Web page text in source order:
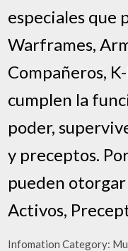
especiales que
Warframes,
Compañeros,
cumplen la
poder,
y preceptos.
pueden otorgar
Activos,
Infomation Category: